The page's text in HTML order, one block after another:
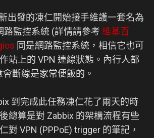
出發的凍仁開始接手維護一套名為
路監控系統 (詳情請參考 維基百
同是網路監控系統，相信它也可
站上的 VPN 連線狀態。 內行人都
會斷線是家常便飯的 。
到完成此任務凍仁花了兩天的時
總算是對 Zabbix 的架構流程有些
對 VPN (PPPoE) trigger 的筆記，